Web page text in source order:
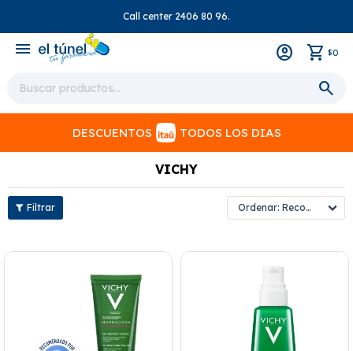
Call center 2406 80 96.
menu $0
DESCUENTOS TODOS LOS DIAS
VICHY
Recomendados
close